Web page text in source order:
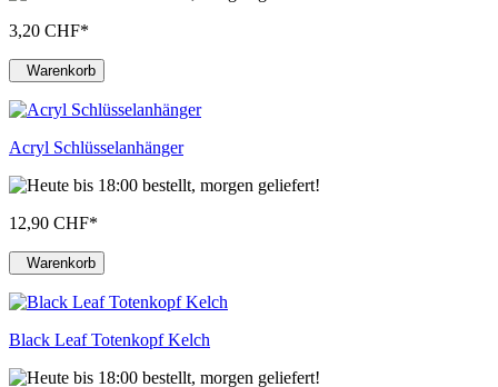
3,20 CHF*
Warenkorb
Acryl Schlüsselanhänger
12,90 CHF*
Warenkorb
Black Leaf Totenkopf Kelch